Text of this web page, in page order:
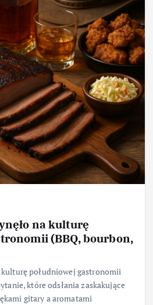
na kulturę
(BBQ, bourbon,
kulturę południowej gastronomii
które odsłania zaskakujące
gitary a aromatami